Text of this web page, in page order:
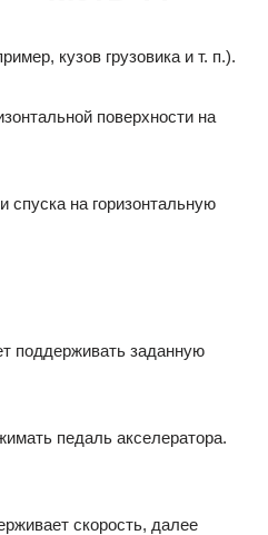
кузов грузовика и т. п.).
поверхности на
спуска на горизонтальную
поддерживать заданную
педаль акселератора.
скорость, далее